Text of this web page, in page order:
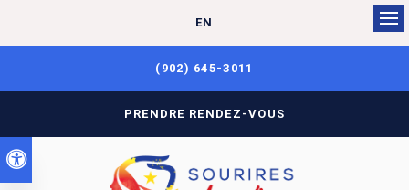
Version accessible
EN
(902) 645-3011
PRENDRE RENDEZ-VOUS